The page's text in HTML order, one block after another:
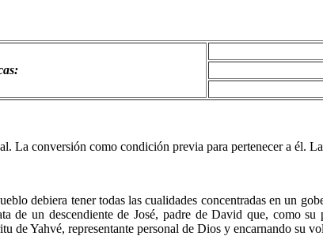
:
La conversión como condición previa para pertenecer a él.
debiera tener todas las cualidades concentradas en un
de un descendiente de José, padre de David que, como
de Yahvé, representante personal de Dios y encarnando su